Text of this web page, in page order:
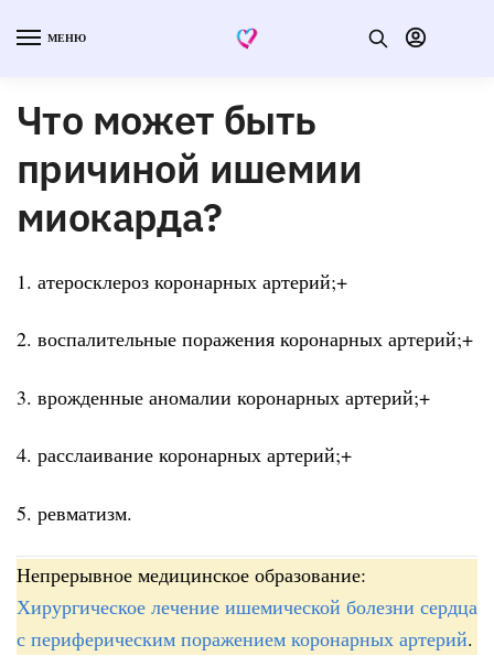
МЕНЮ
Что может быть
причиной ишемии
миокарда?
1. атеросклероз коронарных артерий;+
2. воспалительные поражения коронарных артерий;+
3. врожденные аномалии коронарных артерий;+
4. расслаивание коронарных артерий;+
5. ревматизм.
Непрерывное медицинское образование:
Хирургическое лечение ишемической болезни сердца
с периферическим поражением коронарных артерий.